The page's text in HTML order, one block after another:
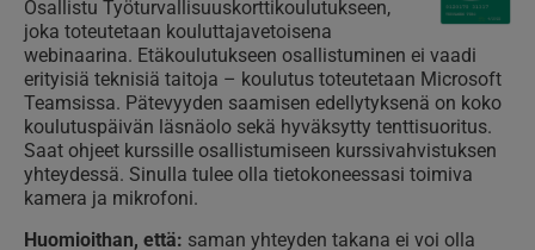
Osallistu Työturvallisuuskorttikoulutukseen,
joka toteutetaan kouluttajavetoisena
webinaarina. Etäkoulutukseen osallistuminen ei vaadi
erityisiä teknisiä taitoja – koulutus toteutetaan Microsoft
Teamsissa. Pätevyyden saamisen edellytyksenä on koko
koulutuspäivän läsnäolo sekä hyväksytty tenttisuoritus.
Saat ohjeet kurssille osallistumiseen kurssivahvistuksen
yhteydessä. Sinulla tulee olla tietokoneessasi toimiva
kamera ja mikrofoni.
Huomioithan, että: saman yhteyden takana ei voi olla